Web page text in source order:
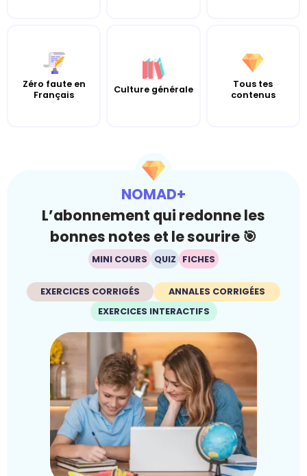
Zéro faute en
Français
Culture générale
Tous tes
contenus
NOMAD+
L’abonnement qui redonne les
bonnes notes et le sourire 🎯
MINI COURS QUIZ FICHES
EXERCICES CORRIGÉS
ANNALES CORRIGÉES
EXERCICES INTERACTIFS